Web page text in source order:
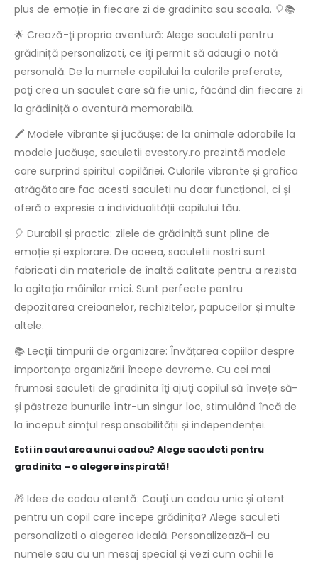
plus de emoție în fiecare zi de gradinita sau scoala. 🎈📚
🌟 Crează-ţi propria aventură: Alege saculeti pentru
grădiniță personalizati, ce îţi permit să adaugi o notă
personală. De la numele copilului la culorile preferate,
poţi crea un saculet care să fie unic, făcând din fiecare zi
la grădiniță o aventură memorabilă.
🖍️ Modele vibrante și jucăușe: de la animale adorabile la
modele jucăușe, saculetii evestory.ro prezintă modele
care surprind spiritul copilăriei. Culorile vibrante și grafica
atrăgătoare fac acesti saculeti nu doar funcțional, ci și
oferă o expresie a individualității copilului tău.
🎈 Durabil și practic: zilele de grădiniță sunt pline de
emoție și explorare. De aceea, saculetii nostri sunt
fabricati din materiale de înaltă calitate pentru a rezista
la agitația mâinilor mici. Sunt perfecte pentru
depozitarea creioanelor, rechizitelor, papuceilor și multe
altele.
📚 Lecții timpurii de organizare: Învățarea copiilor despre
importanța organizării începe devreme. Cu cei mai
frumosi saculeti de gradinita îţi ajuţi copilul să învețe să-
și păstreze bunurile într-un singur loc, stimulând încă de
la început simțul responsabilității și independenței.
Esti in cautarea unui cadou? Alege saculeti pentru
gradinita – o alegere inspirată!
🎁 Idee de cadou atentă: Cauţi un cadou unic și atent
pentru un copil care începe grădinița? Alege saculeti
personalizati o alegerea ideală. Personalizează-l cu
numele sau cu un mesaj special și vezi cum ochii le